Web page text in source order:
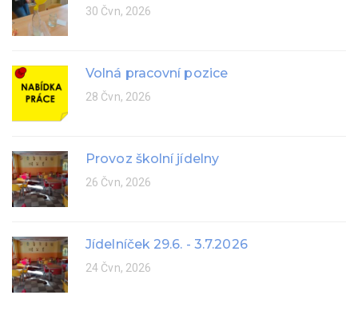
30 Čvn, 2026
Volná pracovní pozice
28 Čvn, 2026
Provoz školní jídelny
26 Čvn, 2026
Jídelníček 29.6. - 3.7.2026
24 Čvn, 2026